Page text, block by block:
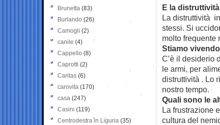
E la
La distruttività
stessi. Si
molto frequente
Stiamo
C’è il desiderio
le armi, per
distruttività . Lo
nostro tempo.
Quali sono le
La frustrazione
cultura del
Brunetta (83)
Burlando (26)
Camogli (2)
canile (4)
Cappello (8)
Caprotti (2)
Caritas (6)
carovita (170)
casa (247)
Casini (119)
Centrodestra in Liguria (35)